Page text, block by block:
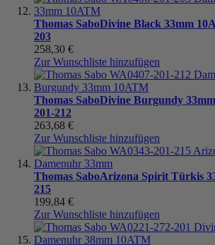
Thomas SaboDivine Black 33mm
203
258,30 €
Zur Wunschliste hinzufügen
Thomas SaboDivine Burgundy
201-212
263,68 €
Zur Wunschliste hinzufügen
Thomas SaboArizona Spirit Türkis
215
199,84 €
Zur Wunschliste hinzufügen